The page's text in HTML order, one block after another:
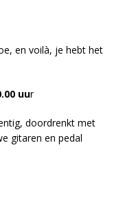
en voilà, je hebt het
uur
doordrenkt met
gitaren en pedal